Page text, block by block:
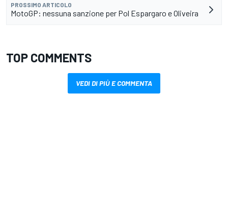
PROSSIMO ARTICOLO
MotoGP: nessuna sanzione per Pol Espargaro e Oliveira
TOP COMMENTS
VEDI DI PIÙ E COMMENTA